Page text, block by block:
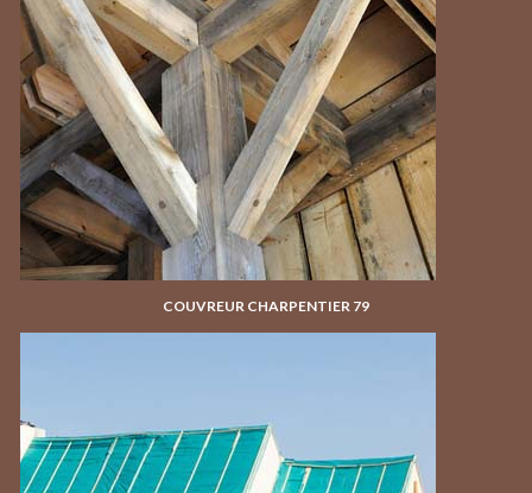
COUVREUR CHARPENTIER 79